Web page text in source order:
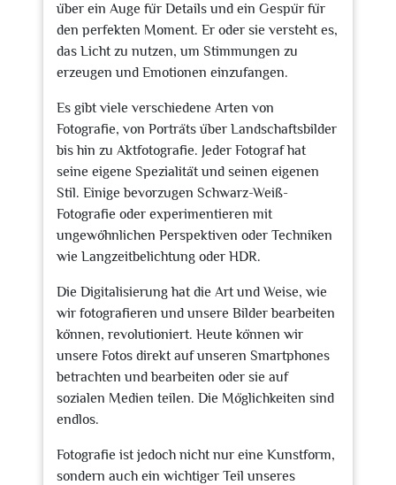
über ein Auge für Details und ein Gespür für
den perfekten Moment. Er oder sie versteht es,
das Licht zu nutzen, um Stimmungen zu
erzeugen und Emotionen einzufangen.
Es gibt viele verschiedene Arten von
Fotografie, von Porträts über Landschaftsbilder
bis hin zu Aktfotografie. Jeder Fotograf hat
seine eigene Spezialität und seinen eigenen
Stil. Einige bevorzugen Schwarz-Weiß-
Fotografie oder experimentieren mit
ungewöhnlichen Perspektiven oder Techniken
wie Langzeitbelichtung oder HDR.
Die Digitalisierung hat die Art und Weise, wie
wir fotografieren und unsere Bilder bearbeiten
können, revolutioniert. Heute können wir
unsere Fotos direkt auf unseren Smartphones
betrachten und bearbeiten oder sie auf
sozialen Medien teilen. Die Möglichkeiten sind
endlos.
Fotografie ist jedoch nicht nur eine Kunstform,
sondern auch ein wichtiger Teil unseres